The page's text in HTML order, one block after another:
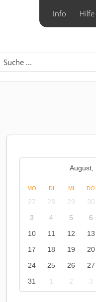
Info Hilfe
August,
MO DI MI DO
27 28 29 30
3
4 5 6
10
11 12 13
17
18 19 20
24
25 26 27
31
1 2 3